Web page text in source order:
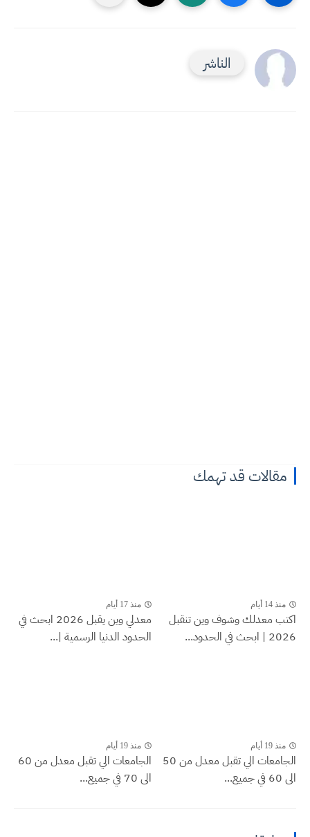
الناشر
مقالات قد تهمك
منذ 14 أيام
اكتب معدلك وشوف وين تنقبل
2026 | ابحث في الحدود...
منذ 17 أيام
معدلي وين يقبل 2026 ابحث في
الحدود الدنيا الرسمية |...
منذ 19 أيام
الجامعات الي تقبل معدل من 50
الى 60 في جميع...
منذ 19 أيام
الجامعات الي تقبل معدل من 60
الى 70 في جميع...